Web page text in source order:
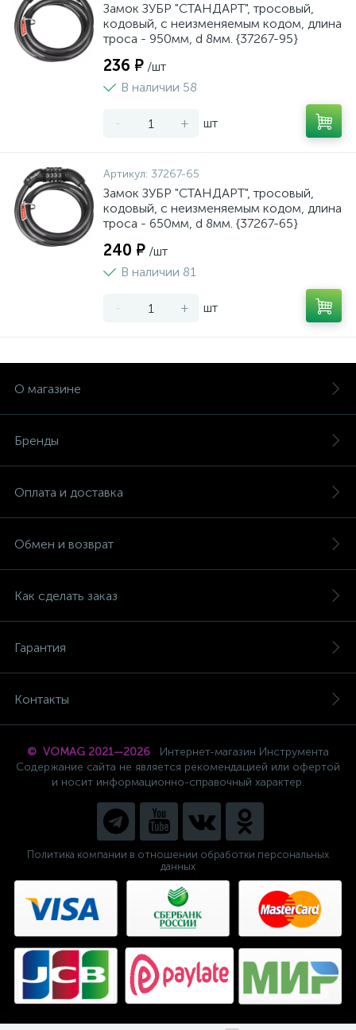
Замок ЗУБР "СТАНДАРТ", тросовый,
кодовый, с неизменяемым кодом, длина
троса - 950мм, d 8мм. {37267-95}
236 ₽ /шт
В наличии 58
- + шт
Артикул: 37267-65
Замок ЗУБР "СТАНДАРТ", тросовый,
кодовый, с неизменяемым кодом, длина
троса - 650мм, d 8мм. {37267-65}
240 ₽ /шт
В наличии 81
- + шт
О магазине
Бренды
Оплата и доставка
Обмен и возврат
Как сделать заказ
Гарантия
Контакты
© VOMAG 2021—2026
Интернет-магазин Инструмента
Содержание сайта не является рекомендацией или офертой
и носит информационно-справочный характер.
Политика компании в отношении обработки персональных
данных